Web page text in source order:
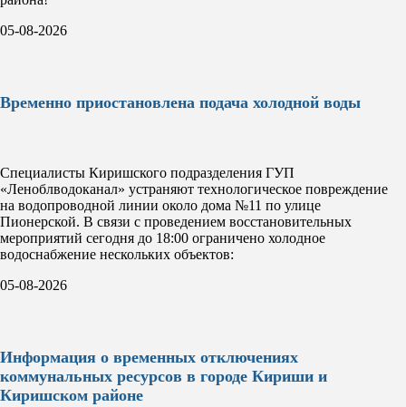
05-08-2026
Временно приостановлена подача холодной воды
Специалисты Киришского подразделения ГУП
«Леноблводоканал» устраняют технологическое повреждение
на водопроводной линии около дома №11 по улице
Пионерской. В связи с проведением восстановительных
мероприятий сегодня до 18:00 ограничено холодное
водоснабжение нескольких объектов:
05-08-2026
Информация о временных отключениях
коммунальных ресурсов в городе Кириши и
Киришском районе